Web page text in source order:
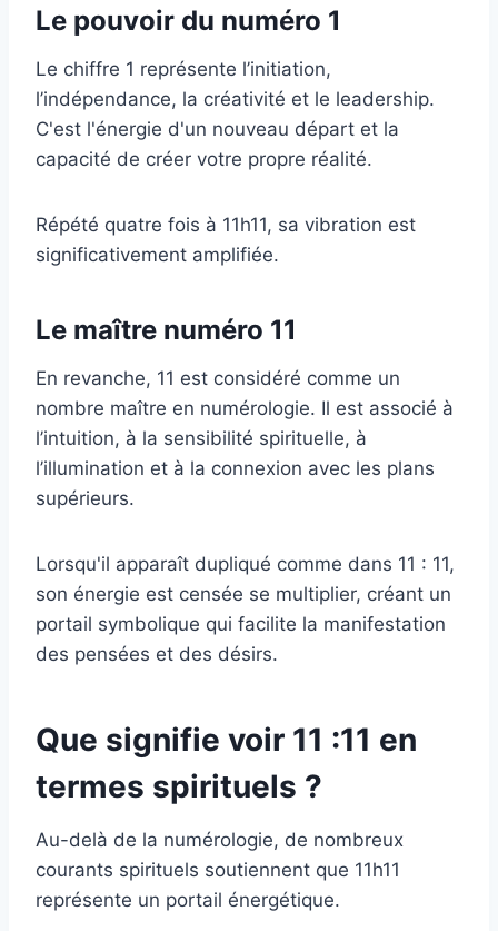
Le pouvoir du numéro 1
Le chiffre 1 représente l’initiation,
l’indépendance, la créativité et le leadership.
C'est l'énergie d'un nouveau départ et la
capacité de créer votre propre réalité.
Répété quatre fois à 11h11, sa vibration est
significativement amplifiée.
Le maître numéro 11
En revanche, 11 est considéré comme un
nombre maître en numérologie. Il est associé à
l’intuition, à la sensibilité spirituelle, à
l’illumination et à la connexion avec les plans
supérieurs.
Lorsqu'il apparaît dupliqué comme dans 11 : 11,
son énergie est censée se multiplier, créant un
portail symbolique qui facilite la manifestation
des pensées et des désirs.
Que signifie voir 11 :11 en
termes spirituels ?
Au-delà de la numérologie, de nombreux
courants spirituels soutiennent que 11h11
représente un portail énergétique.